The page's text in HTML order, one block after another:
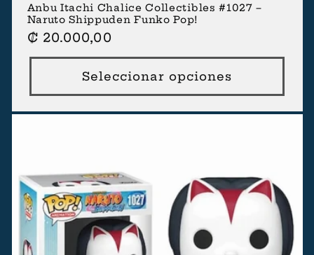
Anbu Itachi Chalice Collectibles #1027 –
Naruto Shippuden Funko Pop!
Precio
habitual
₡ 20.000,00
Seleccionar opciones